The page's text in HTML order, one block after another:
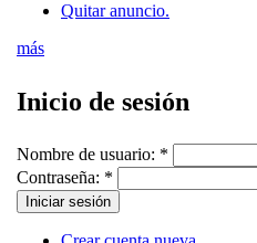
Quitar anuncio.
más
Inicio de sesión
Nombre de usuario: *
Contraseña: *